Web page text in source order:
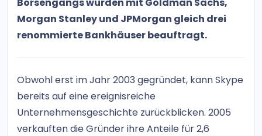
Morgan Stanley und JPMorgan gleich drei
renommierte Bankhäuser beauftragt.
Obwohl erst im Jahr 2003 gegründet, kann Skype
bereits auf eine ereignisreiche
Unternehmensgeschichte zurückblicken. 2005
verkauften die Gründer ihre Anteile für 2,6